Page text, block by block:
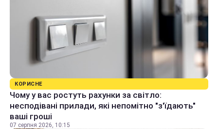
КОРИСНЕ
Чому у вас ростуть рахунки за світло:
несподівані прилади, які непомітно "з'їдають"
ваші гроші
07 серпня 2026, 10:15